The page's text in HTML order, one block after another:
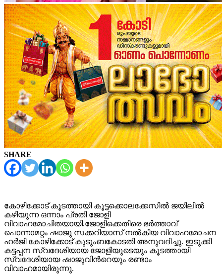
SHARE
കോഴിക്കോട് കൂടത്തായി കൂട്ടക്കൊലക്കേസില്‍ ജയിലില്‍
കഴിയുന്ന ഒന്നാം പ്രതി ജോളി
വിവാഹമോചിതയായി.ജോളിക്കെതിരെ ഭര്‍ത്താവ്
പൊന്നാമറ്റം ഷാജു സക്കറിയാസ് നല്‍കിയ വിവാഹമോചന
ഹര്‍ജി കോഴിക്കോട് കുടുംബകോടതി അനുവദിച്ചു. ഇടുക്കി
കട്ടപ്പന സ്വദേശിയായ ജോളിയുടെയും കൂടത്തായി
സ്വദേശിയായ ഷാജുവിന്‍റെയും രണ്ടാം
വിവാഹമായിരുന്നു.